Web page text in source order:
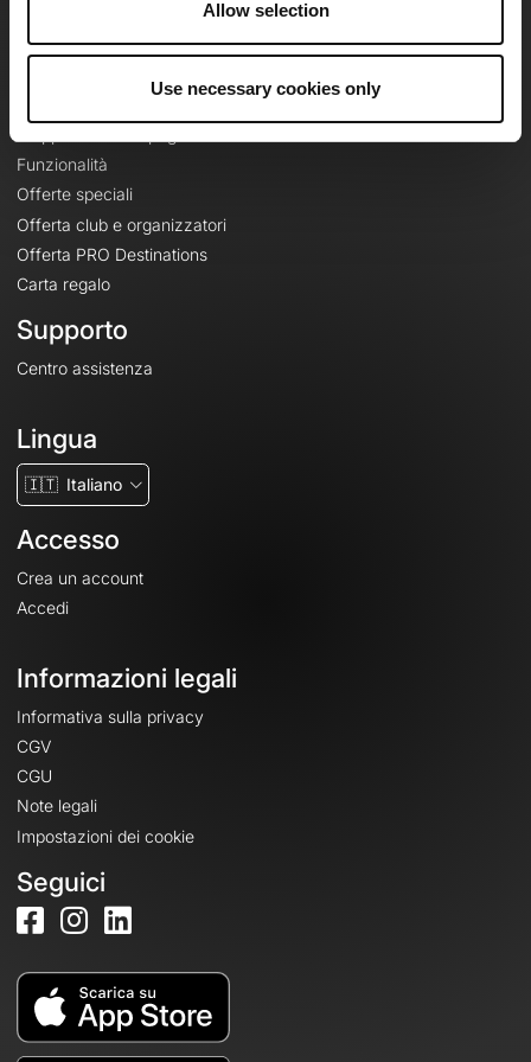
Allow selection
Use necessary cookies only
Le Mag'
Funzionalità
Offerte speciali
Offerta club e organizzatori
Offerta PRO Destinations
Carta regalo
Supporto
Centro assistenza
Lingua
🇮🇹 Italiano
Accesso
Crea un account
Accedi
Informazioni legali
Informativa sulla privacy
CGV
CGU
Note legali
Impostazioni dei cookie
Seguici